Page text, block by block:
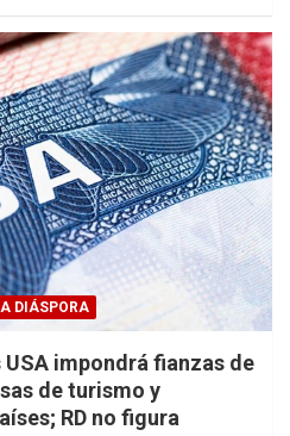
DIÁSPORA
impondrá fianzas de
de turismo y
RD no figura